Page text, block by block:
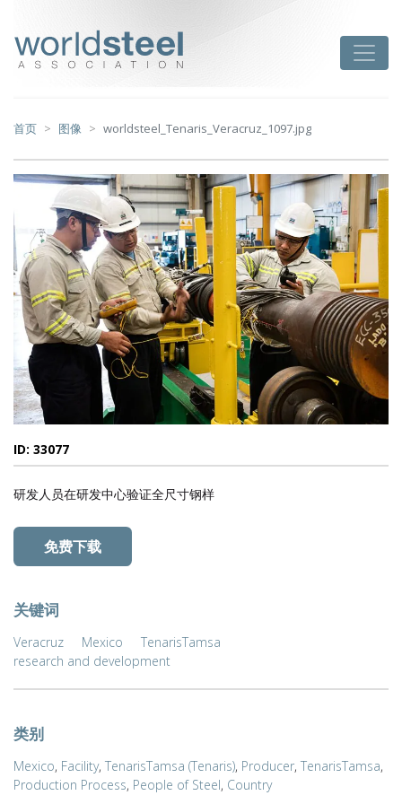
首页 图像 worldsteel_Tenaris_Veracruz_1097.jpg
ID: 33077
研发人员在研发中心验证全尺寸钢样
免费下载
关键词
Veracruz Mexico
TenarisTamsa
research and development
类别
Mexico, Facility, TenarisTamsa (Tenaris), Producer, TenarisTamsa,
Production Process, People of Steel, Country